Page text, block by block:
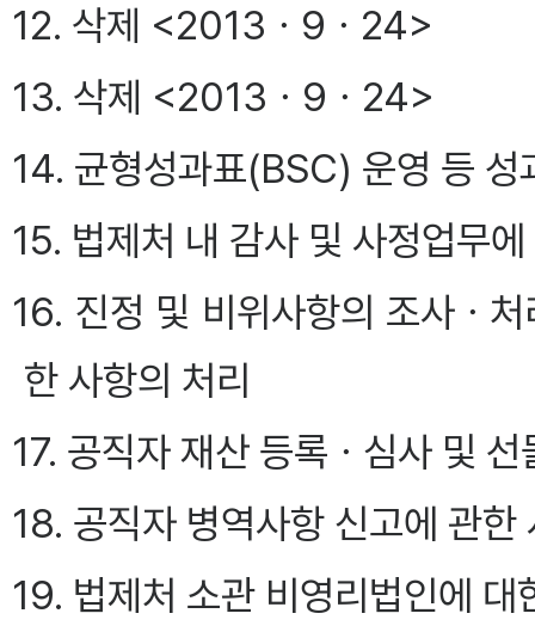
12. 삭제 <2013ㆍ9ㆍ24>
13. 삭제 <2013ㆍ9ㆍ24>
14. 균형성과표(BSC) 운영 등 성
15. 법제처 내 감사 및 사정업무
16. 진정 및 비위사항의 조사ㆍ
한 사항의 처리
17. 공직자 재산 등록ㆍ심사 및
18. 공직자 병역사항 신고에 관한
19. 법제처 소관 비영리법인에